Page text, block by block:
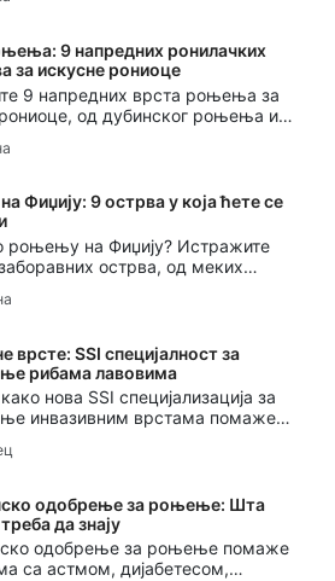
подводну уметност и одржавале
9 напредних ронилачких
за искусне рониоце
9 напредних врста роњења за
од дубинског роњења и
дрифтовања, ноћног роњења,
фотографије.
Фиџију: 9 острва у која ћете се
роњењу на Фиџију? Истражите
острва, од меких
места за роњење са ајкулама бика
врсте: SSI специјалност за
рибама лавовима
нова SSI специјализација за
инвазивним врстама помаже
управљају рибама лавовима и
одобрење за роњење: Шта
да знају
одобрење за роњење помаже
са астмом, дијабетесом,